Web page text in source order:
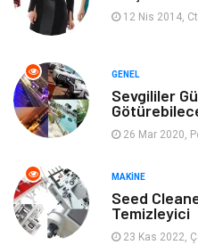
Anne & Çocuk
Ev İşleri
Gençlik & Eğlence
Mobilya
12 Nis 2014,
GENEL
Sevgililer
26 Mar 2020,
MAKINE
Seed
Temizleyici
23 Kas 2022,